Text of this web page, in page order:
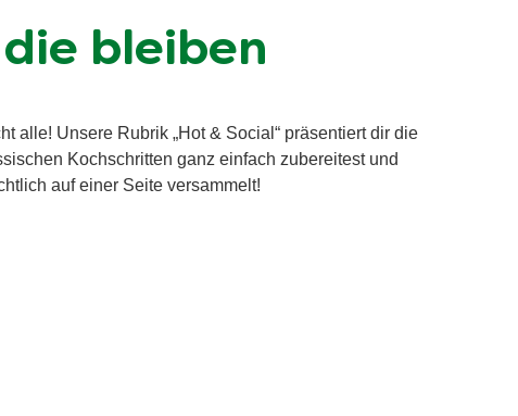
bleiben
alle! Unsere Rubrik „Hot & Social“ präsentiert dir die
Kochschritten ganz einfach zubereitest und
auf einer Seite versammelt!